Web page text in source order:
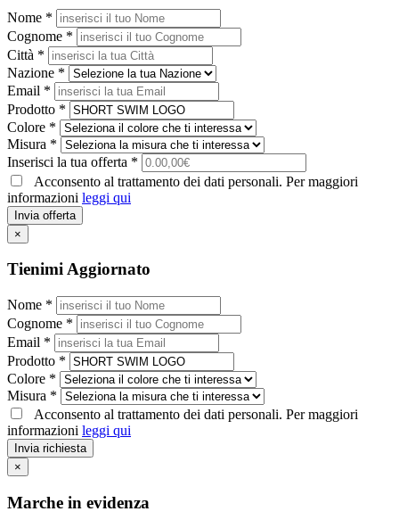
Nome *
Cognome *
Città *
Nazione *
Email *
Prodotto *
Colore *
Misura *
Inserisci la tua offerta *
Acconsento al trattamento dei dati personali. Per maggiori
informazioni leggi qui
Invia offerta
×
Tienimi Aggiornato
Nome *
Cognome *
Email *
Prodotto *
Colore *
Misura *
Acconsento al trattamento dei dati personali. Per maggiori
informazioni leggi qui
Invia richiesta
×
Marche in evidenza